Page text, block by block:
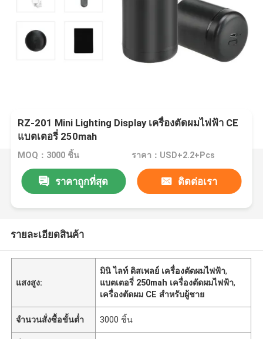
RZ-201 Mini Lighting Display เครื่องตัดผมไฟฟ้า CE
แบตเตอรี่ 250mah
MOQ：3000 ชิ้น ราคา：USD+2.2+Pcs
ราคาถูกที่สุด ติดต่อเรา
รายละเอียดสินค้า
แสงสูง:
มินิ ไลท์ ดิสเพลย์ เครื่องตัดผมไฟฟ้า,
แบตเตอรี่ 250mah เครื่องตัดผมไฟฟ้า,
เครื่องตัดผม CE สําหรับผู้ชาย
จำนวนสั่งซื้อขั้นต่ำ 3000 ชิ้น